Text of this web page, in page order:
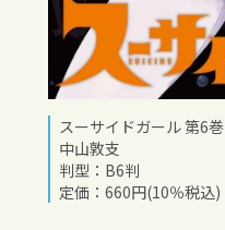
スーサイドガール 第6巻
中山敦支
判型：B6判
定価：660円(10％税込)